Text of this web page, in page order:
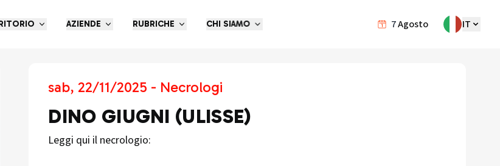
7Agosto IT
AZIENDE RUBRICHE CHI SIAMO
sab, 22/11/2025 - Necrologi
DINO GIUGNI (ULISSE)
Leggi qui il necrologio: